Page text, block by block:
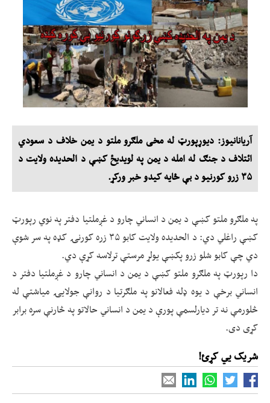
آریانانیوز: دیوړپورټ له مخی ملګرو ملتو د یمن خلاف د سعودي
ائتلاف د جنګ له امله د یمن په لویدیځ کښې د الحدیده ولایت د
۳۵ زرو کورنیو د بې ځایه کیدو خبر ورکړ.
په ملګرو ملتو کښې د یمن د انساني چارو د غږملتیا دفتر په نوي رپورټ
کښې راغلي دي: د الحدیده ولایت کابو ۳۵ زره کورنۍ کډه په سر شوې
دي چې کابو شلو زرو پکښې یولړ مرستې ترلاسه کړې دي.
دا رپورټ په ملګرو ملتو کښې د یمن د انساني چارو د غږملتیا دفتر د
انساني برخې د یوه ډله فعالانو په ملګرتیا د روانې جولایۍ میاشتې له
څلورمې نه تر دیارلسمې پورې د یمن د انساني حالاتو په څارنې سره برابر
کړی دی.
شریک یي کړئ!